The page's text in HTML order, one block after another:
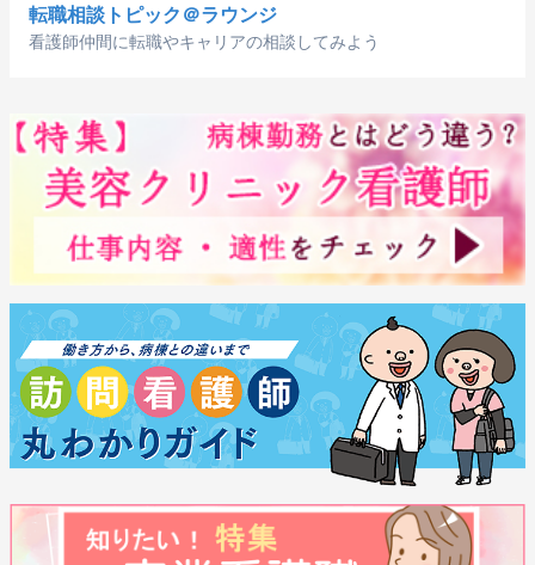
転職相談トピック＠ラウンジ
看護師仲間に転職やキャリアの相談してみよう